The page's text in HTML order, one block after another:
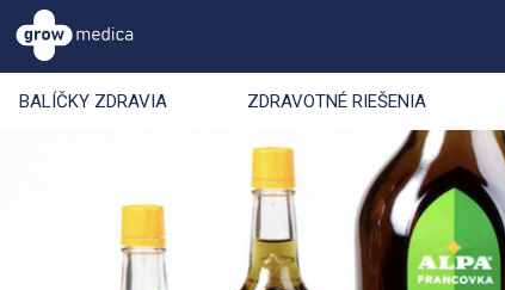
BALÍČKY ZDRAVIA ZDRAVOTNÉ RIEŠENIA